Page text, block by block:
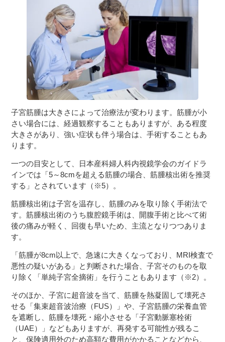
子宮筋腫は大きさによって治療法が変わります。筋腫が小
さい場合には、経過観察することもありますが、ある程度
大きさがあり、強い症状も伴う場合は、手術することもあ
ります。
一つの目安として、日本産科婦人科内視鏡学会のガイドラ
インでは「5～8cmを超える筋腫の場合、筋腫核出術を推奨
する」とされています（※5）。
筋腫核出術は子宮を温存し、筋腫のみを取り除く手術法で
す。筋腫核出術のうち腹腔鏡手術は、開腹手術と比べて術
後の痛みが軽く、回復も早いため、主流となりつつありま
す。
「筋腫が8cm以上で、急速に大きくなっており、MRI検査で
悪性の疑いがある」と判断された場合、子宮そのものを取
り除く「単純子宮全摘術」を行うこともあります（※2）。
そのほか、子宮に超音波を当て、筋腫を熱凝固して壊死さ
せる「集束超音波治療（FUS）」や、子宮筋腫の栄養血管
を遮断し、筋腫を壊死・縮小させる「子宮動脈塞栓術
（UAE）」などもありますが、再発する可能性が残るこ
と、保険適用外のため高額な費用がかかることなどから、